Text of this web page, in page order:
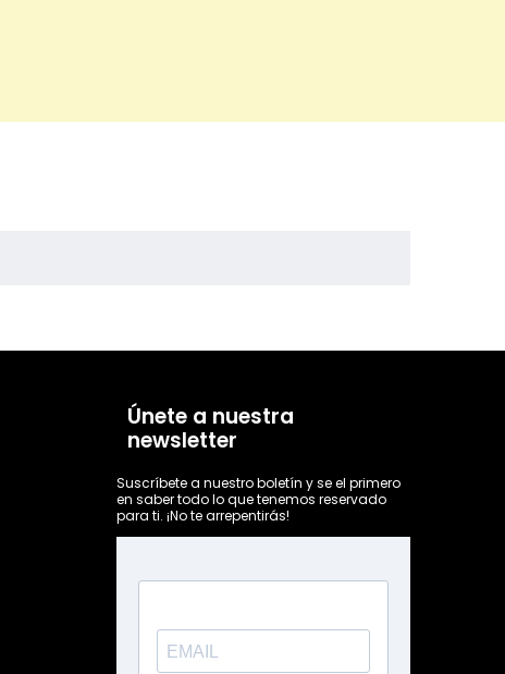
Únete a nuestra
newsletter
Suscríbete a nuestro boletín y se el primero
en saber todo lo que tenemos reservado
para ti. ¡No te arrepentirás!